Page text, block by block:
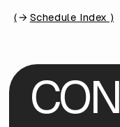
( Schedule Index )
CON